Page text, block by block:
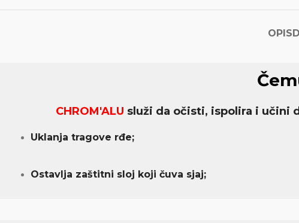
OPIS
CHROM'ALU služi da očisti, ispolira i učini
Uklanja tragove rđe;
Ostavlja zaštitni sloj koji čuva sjaj;